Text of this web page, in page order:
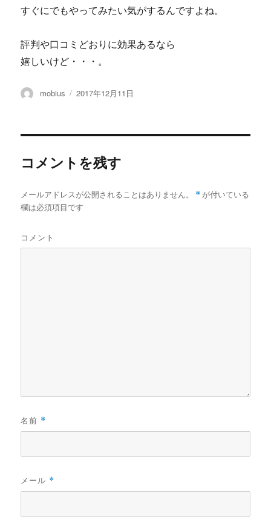
すぐにでもやってみたい気がするんですよね。
評判や口コミどおりに効果あるなら
嬉しいけど・・・。
投
mobius
投
2017年12月11日
コメントを残す
メールアドレスが公開されることはありません。 * が付いている
欄は必須項目です
コメント
名前 *
メール *